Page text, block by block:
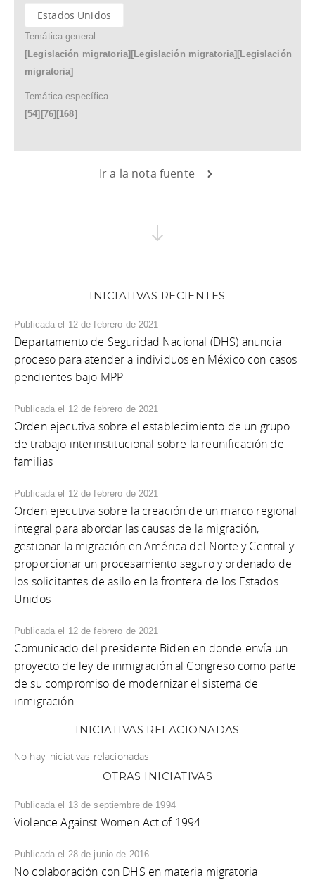
Estados Unidos
Temática general
[Legislación migratoria][Legislación migratoria][Legislación
migratoria]
Temática específica
[54][76][168]
Ir a la nota fuente
INICIATIVAS RECIENTES
Publicada el 12 de febrero de 2021
Departamento de Seguridad Nacional (DHS) anuncia
proceso para atender a individuos en México con casos
pendientes bajo MPP
Publicada el 12 de febrero de 2021
Orden ejecutiva sobre el establecimiento de un grupo
de trabajo interinstitucional sobre la reunificación de
familias
Publicada el 12 de febrero de 2021
Orden ejecutiva sobre la creación de un marco regional
integral para abordar las causas de la migración,
gestionar la migración en América del Norte y Central y
proporcionar un procesamiento seguro y ordenado de
los solicitantes de asilo en la frontera de los Estados
Unidos
Publicada el 12 de febrero de 2021
Comunicado del presidente Biden en donde envía un
proyecto de ley de inmigración al Congreso como parte
de su compromiso de modernizar el sistema de
inmigración
INICIATIVAS RELACIONADAS
No hay iniciativas relacionadas
OTRAS INICIATIVAS
Publicada el 13 de septiembre de 1994
Violence Against Women Act of 1994
Publicada el 28 de junio de 2016
No colaboración con DHS en materia migratoria